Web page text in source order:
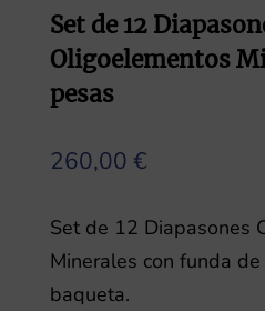
Set de 12
Oligoelementos
pesas
260,00 €
Set de 12 Diapasones
Minerales con funda
baqueta.